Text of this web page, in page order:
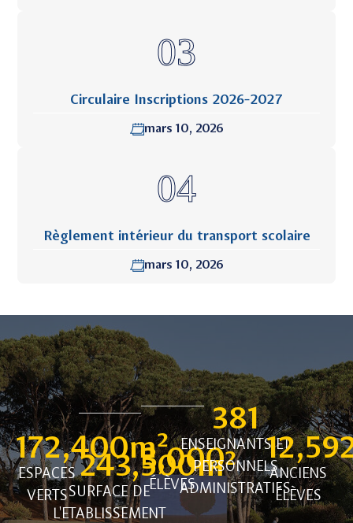
Circulaire Inscriptions 2026-2027
mars 10, 2026
Règlement intérieur du transport scolaire
mars 10, 2026
ESPACES
VERTS
172,400m²
SURFACE DE
L'ETABLISSEMENT
243,500m²
ÉLÈVES
3,000
ENSEIGNANTS ET
PERSONNELS
ADMINISTRATIFS
381
ANCIENS
ÉLÈVES